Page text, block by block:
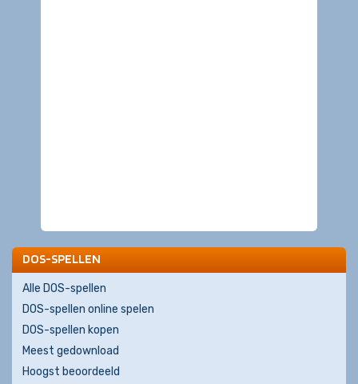
DOS-SPELLEN
Alle DOS-spellen
DOS-spellen online spelen
DOS-spellen kopen
Meest gedownload
Hoogst beoordeeld